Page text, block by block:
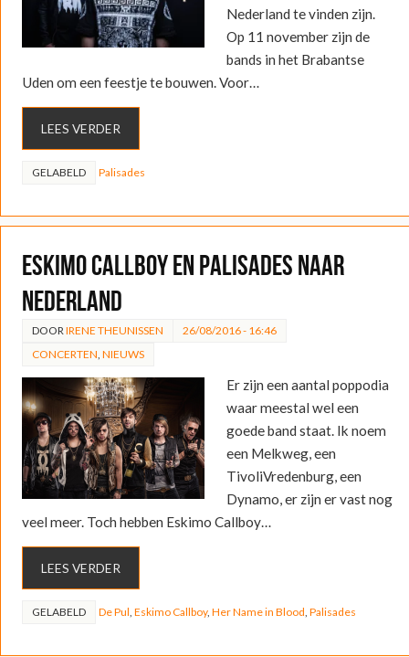
Nederland te vinden zijn.
Op 11 november zijn de
bands in het Brabantse
Uden om een feestje te bouwen. Voor…
LEES VERDER
GELABELD Palisades
Eskimo Callboy en Palisades naar
Nederland
DOOR IRENE THEUNISSEN
26/08/2016 - 16:46
CONCERTEN NIEUWS
Er zijn een aantal poppodia
waar meestal wel een
goede band staat. Ik noem
een Melkweg, een
TivoliVredenburg, een
Dynamo, er zijn er vast nog
veel meer. Toch hebben Eskimo Callboy…
LEES VERDER
GELABELD De Pul Eskimo Callboy, Her Name in Blood Palisades